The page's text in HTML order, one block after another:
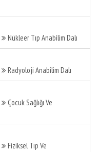
Nükleer Tıp Anabilim Dalı
Radyoloji Anabilim Dalı
Çocuk Sağlığı Ve
Fiziksel Tıp Ve